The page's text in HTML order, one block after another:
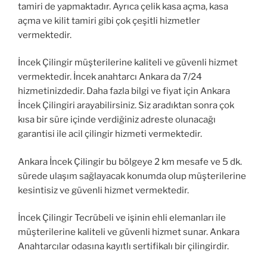
tamiri de yapmaktadır. Ayrıca çelik kasa açma, kasa
açma ve kilit tamiri gibi çok çeşitli hizmetler
vermektedir.
İncek Çilingir müşterilerine kaliteli ve güvenli hizmet
vermektedir. İncek anahtarcı Ankara da 7/24
hizmetinizdedir. Daha fazla bilgi ve fiyat için Ankara
İncek Çilingiri arayabilirsiniz. Siz aradıktan sonra çok
kısa bir süre içinde verdiğiniz adreste olunacağı
garantisi ile acil çilingir hizmeti vermektedir.
Ankara İncek Çilingir bu bölgeye 2 km mesafe ve 5 dk.
sürede ulaşım sağlayacak konumda olup müşterilerine
kesintisiz ve güvenli hizmet vermektedir.
İncek Çilingir Tecrübeli ve işinin ehli elemanları ile
müşterilerine kaliteli ve güvenli hizmet sunar. Ankara
Anahtarcılar odasına kayıtlı sertifikalı bir çilingirdir.